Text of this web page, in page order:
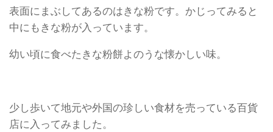
表面にまぶしてあるのはきな粉です。かじってみると
中にもきな粉が入っています。
幼い頃に食べたきな粉餅よのうな懐かしい味。
少し歩いて地元や外国の珍しい食材を売っている百貨
店に入ってみました。